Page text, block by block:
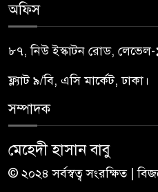
অফিস
৮৭, নিউ ইস্কাটন রোড,
ফ্ল্যাট ৯/বি, এসি মার্কেট, ঢাকা।
সম্পাদক
মেহেদী হাসান বাবু
© ২০২৪ সর্বস্বত্ব সংরক্ষিত |